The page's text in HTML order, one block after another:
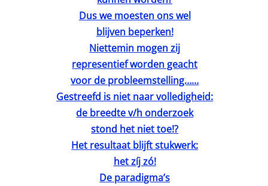
Dus we moesten ons wel
blijven beperken!
Niettemin mogen zij
representief worden geacht
voor de probleemstelling……
Gestreefd is niet naar volledigheid:
de breedte v/h onderzoek
stond het niet toe!?
Het resultaat blijft stukwerk:
het zíj zó!
De paradigma’s